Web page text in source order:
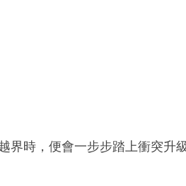
界時，便會一步步踏上衝突升